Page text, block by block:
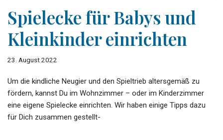
Spielecke für Babys und
Kleinkinder einrichten
23. August 2022
Um die kindliche Neugier und den Spieltrieb altersgemäß zu
fördern, kannst Du im Wohnzimmer – oder im Kinderzimmer
eine eigene Spielecke einrichten. Wir haben einige Tipps dazu
für Dich zusammen gestellt-